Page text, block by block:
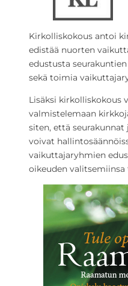
Kirkolliskokous antoi
edistää nuorten
edustusta
sekä toimia
Lisäksi kirkolliskokous
valmistelemaan
siten, että
voivat
vaikuttajaryhmien
oikeuden